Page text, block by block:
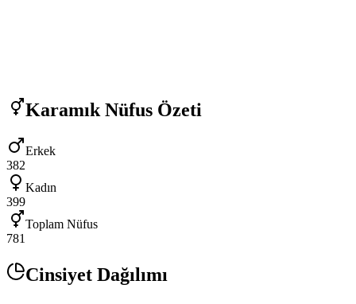
Karamık Nüfus Özeti
Erkek
382
Kadın
399
Toplam Nüfus
781
Cinsiyet Dağılımı